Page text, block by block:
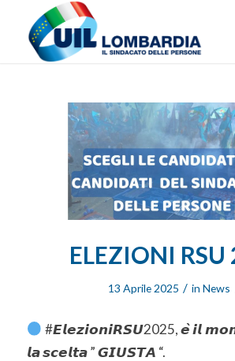
ELEZIONI RSU
13 Aprile 2025 / in News
#𝙀𝙡𝙚𝙯𝙞𝙤𝙣𝙞𝙍𝙎𝙐2025, 𝙚̀ 𝙞𝙡
𝙡𝙖 𝙨𝙘𝙚𝙡𝙩𝙖 ” 𝙂𝙄𝙐𝙎𝙏𝘼 “.